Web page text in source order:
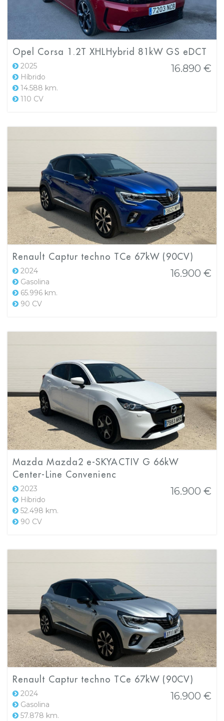
Opel Corsa 1.2T XHLHybrid 81kW GS eDCT
2025
Híbrido
14.588 km.
110 CV
16.890 €
Renault Captur techno TCe 67kW (90CV)
2024
Gasolina
65.996 km.
90 CV
16.900 €
Mazda Mazda2 e-SKYACTIV G 66kW
Center-Line Convenienc
2023
Híbrido
52.498 km.
90 CV
16.900 €
Renault Captur techno TCe 67kW (90CV)
2024
Gasolina
57.878 km.
16.900 €